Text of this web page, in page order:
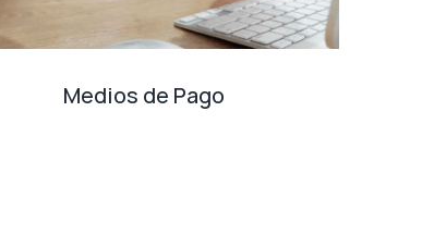
Medios de Pago